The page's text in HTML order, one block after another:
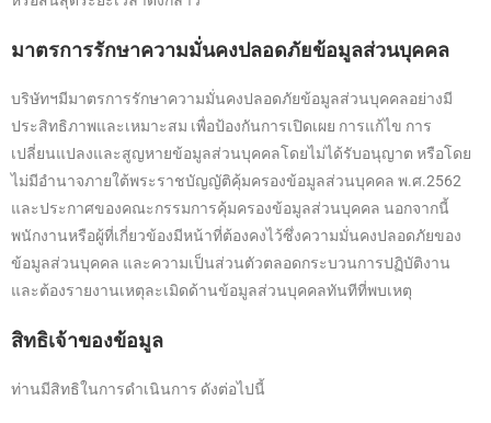
มาตรการรักษาความมั่นคงปลอดภัยข้อมูลส่วนบุคคล
บริษัทฯมีมาตรการรักษาความมั่นคงปลอดภัยข้อมูลส่วนบุคคลอย่างมี
ประสิทธิภาพและเหมาะสม เพื่อป้องกันการเปิดเผย การแก้ไข การ
เปลี่ยนแปลงและสูญหายข้อมูลส่วนบุคคลโดยไม่ได้รับอนุญาต หรือโดย
ไม่มีอำนาจภายใต้พระราชบัญญัติคุ้มครองข้อมูลส่วนบุคคล พ.ศ.2562
และประกาศของคณะกรรมการคุ้มครองข้อมูลส่วนบุคคล นอกจากนี้
พนักงานหรือผู้ที่เกี่ยวข้องมีหน้าที่ต้องคงไว้ซึ่งความมั่นคงปลอดภัยของ
ข้อมูลส่วนบุคคล และความเป็นส่วนตัวตลอดกระบวนการปฏิบัติงาน
และต้องรายงานเหตุละเมิดด้านข้อมูลส่วนบุคคลทันทีที่พบเหตุ
สิทธิเจ้าของข้อมูล
ท่านมีสิทธิในการดำเนินการ ดังต่อไปนี้